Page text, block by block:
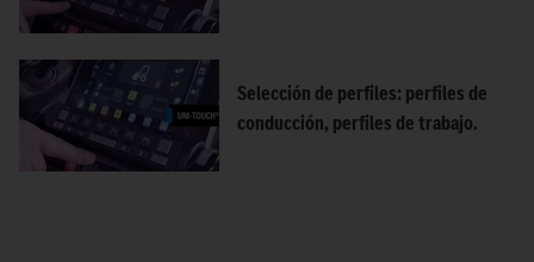
Selección de perfiles: perfiles de
conducción, perfiles de trabajo.